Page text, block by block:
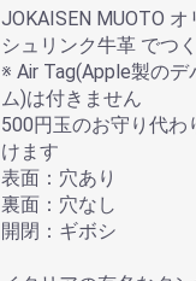
JOKAISEN MUOTO
シュリンク牛革 でつ
※ Air Tag(Apple製の
ム)は付きません
500円玉のお守り代
けます
表面：穴あり
裏面：穴なし
開閉：ギボシ